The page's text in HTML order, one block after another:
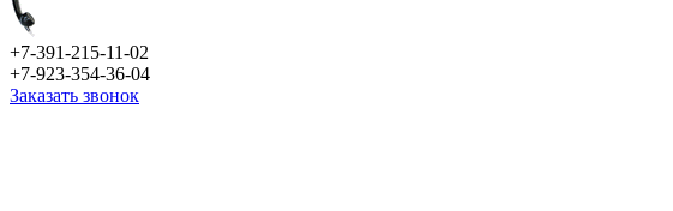
+7-391-215-11-02
+7-923-354-36-04
Заказать звонок